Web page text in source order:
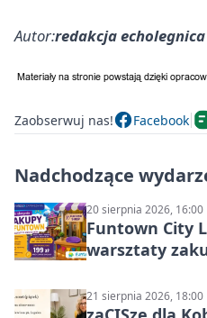
Autor:redakcja echolegnica
Zaobserwuj nas! Facebook
Nadchodzące
20 sierpnia 2026, 16:00
Funtown City
warsztaty
21 sierpnia 2026, 18:00